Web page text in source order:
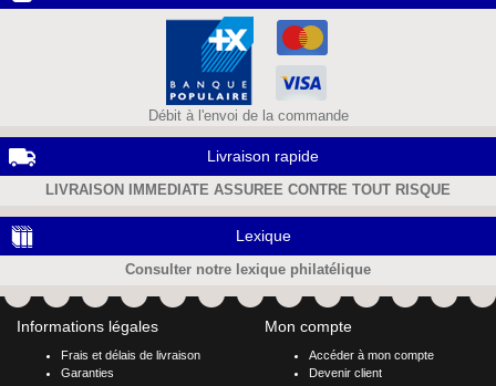
Débit à l'envoi de la commande
Livraison rapide
LIVRAISON IMMEDIATE ASSUREE CONTRE TOUT RISQUE
Lexique
Consulter notre lexique philatélique
Informations légales
Frais et délais de livraison
Garanties
Mon compte
Accéder à mon compte
Devenir client